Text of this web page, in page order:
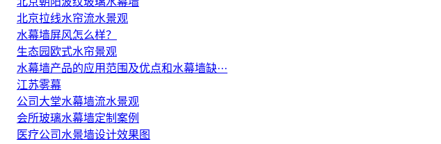
北京拉线水帘流水景观
水幕墙屏风怎么样？
生态园欧式水帘景观
水幕墙产品的应用范围及优点和水幕墙缺···
江苏雾幕
公司大堂水幕墙流水景观
会所玻璃水幕墙定制案例
医疗公司水景墙设计效果图